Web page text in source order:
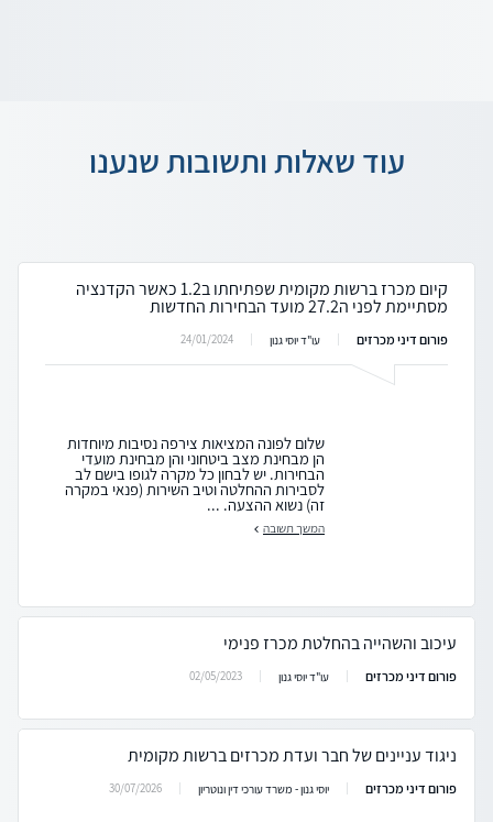
עוד שאלות ותשובות שנענו
קיום מכרז ברשות מקומית שפתיחתו ב1.2 כאשר הקדנציה
מסתיימת לפני ה27.2 מועד הבחירות החדשות
פורום דיני מכרזים עו"ד יוסי גנון 24/01/2024
שלום לפונה המציאות צירפה נסיבות מיוחדות
הן מבחינת מצב ביטחוני והן מבחינת מועדי
הבחירות. יש לבחון כל מקרה לגופו בישם לב
לסבירות ההחלטה וטיב השירות (פנאי במקרה
זה) נשוא ההצעה. ...
המשך תשובה
עיכוב והשהייה בהחלטת מכרז פנימי
פורום דיני מכרזים עו"ד יוסי גנון 02/05/2023
ניגוד עניינים של חבר ועדת מכרזים ברשות מקומית
פורום דיני מכרזים יוסי גנון - משרד עורכי דין ונוטריון 30/07/2026